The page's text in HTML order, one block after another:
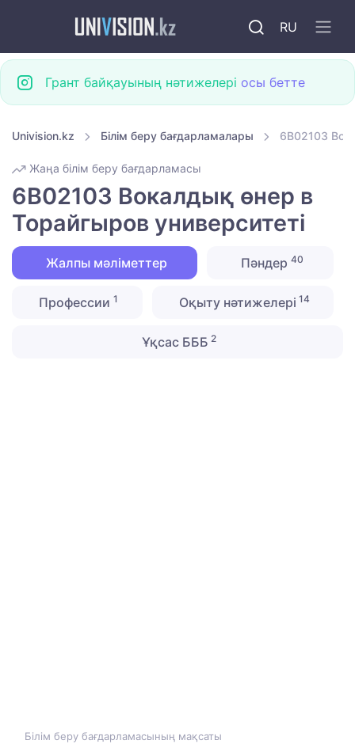
RU
Грант байқауының нәтижелері осы бетте
Univision.kz Білім беру бағдарламалары 6B02103
Жаңа білім беру бағдарламасы
6B02103 Вокалдық өнер в
Торайгыров университеті
Жалпы мәліметтер Пәндер 40
Профессии1 Оқыту нәтижелері 14
Ұқсас БББ 2
Білім беру бағдарламасының мақсаты